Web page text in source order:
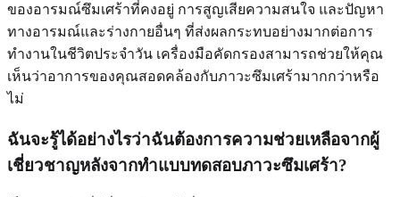
ของอารมณ์ซึมเศร้าที่คงอยู่ การสูญเสียความสนใจ และปัญหา
ทางอารมณ์และร่างกายอื่นๆ ที่ส่งผลกระทบอย่างมากต่อการ
ทำงานในชีวิตประจำวัน เครื่องมือคัดกรองสามารถช่วยให้คุณ
เห็นว่าอาการของคุณสอดคล้องกับภาวะซึมเศร้ามากกว่าหรือ
ไม่
ฉันจะรู้ได้อย่างไรว่าฉันต้องการความช่วยเหลือจากผู้
เชี่ยวชาญหลังจากทำแบบทดสอบภาวะซึมเศร้า?